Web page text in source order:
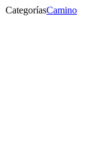
CategoríasCamino